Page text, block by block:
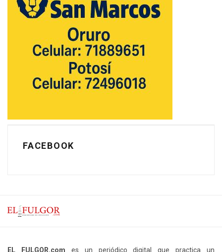
FACEBOOK
EL FULGOR.com es un periódico digital que practica un